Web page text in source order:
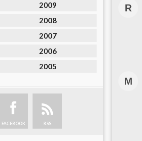
2009
2008
2007
2006
2005
FACEBOOK RSS
R
M